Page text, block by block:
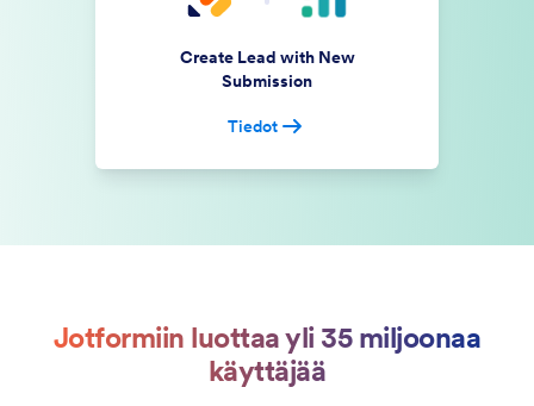
Create Lead with New
Submission
Tiedot
Jotformiin luottaa yli 35 miljoonaa
käyttäjää